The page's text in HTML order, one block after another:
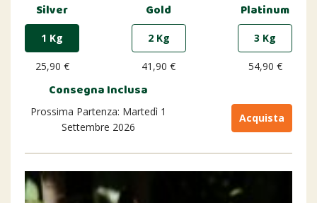
Silver
1 Kg
25,90 €
Gold
2 Kg
41,90 €
Platinum
3 Kg
54,90 €
Consegna Inclusa
Prossima Partenza: Martedì 1
Settembre 2026
Acquista